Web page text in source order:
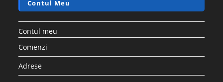
Contul Meu
Contul meu
Comenzi
Adrese